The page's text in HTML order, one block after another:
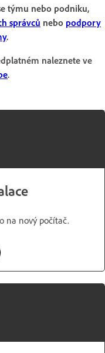
týmu nebo podniku,
správců nebo podpory
.
naleznete ve
.
na nový počítač.